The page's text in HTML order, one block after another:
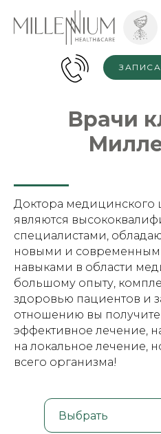
atom__button-text { color: #ffff
Врачи
Доктора медицинского
являются
специалистами,
новыми и
навыками в области
большому опыту,
здоровью пациентов и
отношению вы
эффективное лечение,
на локальное лечение,
всего организма!